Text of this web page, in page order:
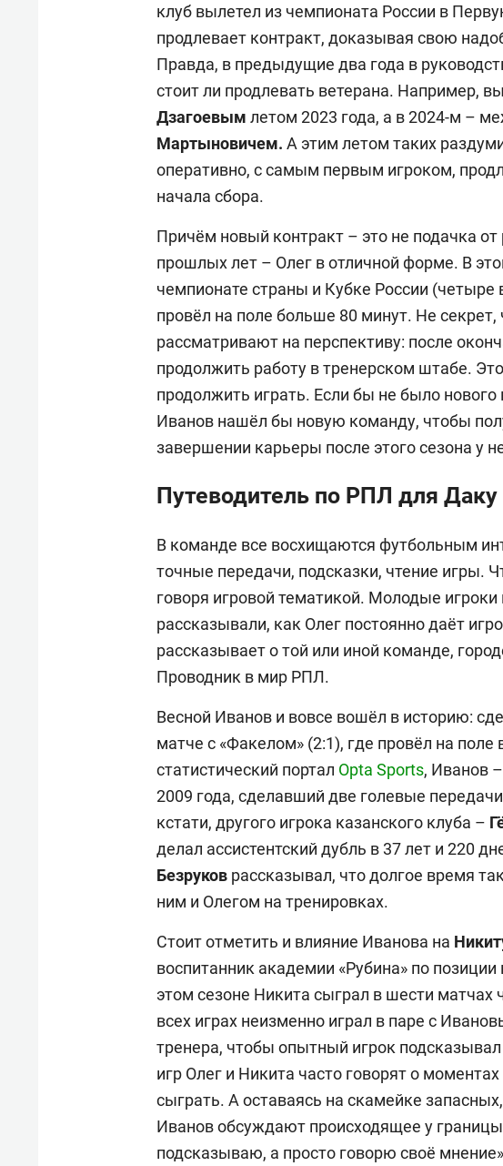
клуб вылетел из чемпионата России в
продлевает контракт, доказывая свою
Правда, в предыдущие два года в
стоит ли продлевать ветерана. Например,
Дзагоевым летом 2023 года, а в 2024-м –
Мартыновичем. А этим летом таких
оперативно, с самым первым игроком,
начала сбора.
Причём новый контракт – это не подачка от
прошлых лет – Олег в отличной форме. В
чемпионате страны и Кубке России (четыре
провёл на поле больше 80 минут. Не секрет,
рассматривают на перспективу: после
продолжить работу в тренерском штабе.
продолжить играть. Если бы не было нового
Иванов нашёл бы новую команду, чтобы
завершении карьеры после этого сезона у
Путеводитель по РПЛ для Даку
В команде все восхищаются футбольным
точные передачи, подсказки, чтение игры.
говоря игровой тематикой. Молодые игроки
рассказывали, как Олег постоянно даёт
рассказывает о той или иной команде,
Проводник в мир РПЛ.
Весной Иванов и вовсе вошёл в историю:
матче с «Факелом» (2:1), где провёл на
статистический портал Opta Sports, Иванов
2009 года, сделавший две голевые
кстати, другого игрока казанского клуба –
делал ассистентский дубль в 37 лет и 220
Безруков рассказывал, что долгое время
ним и Олегом на тренировках.
Стоит отметить и влияние Иванова на
воспитанник академии «Рубина» по
этом сезоне Никита сыграл в шести матчах
всех играх неизменно играл в паре с
тренера, чтобы опытный игрок
игр Олег и Никита часто говорят о
сыграть. А оставаясь на скамейке
Иванов обсуждают происходящее у
подсказываю, а просто говорю своё